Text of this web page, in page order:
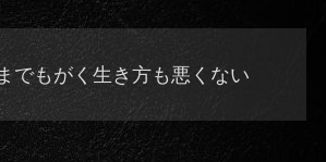
でもがく生き方も悪くない